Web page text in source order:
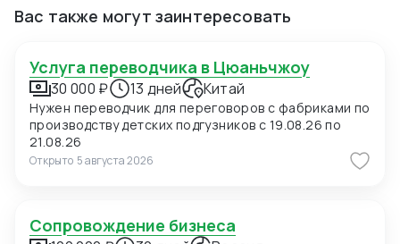
Вас также могут заинтересовать
Услуга переводчика в Цюаньчжоу
30 000 ₽ 13 дней Китай
Нужен переводчик для переговоров с фабриками по
производству детских подгузников с 19.08.26 по
21.08.26
Открыто 5 августа 2026
Сопровождение бизнеса